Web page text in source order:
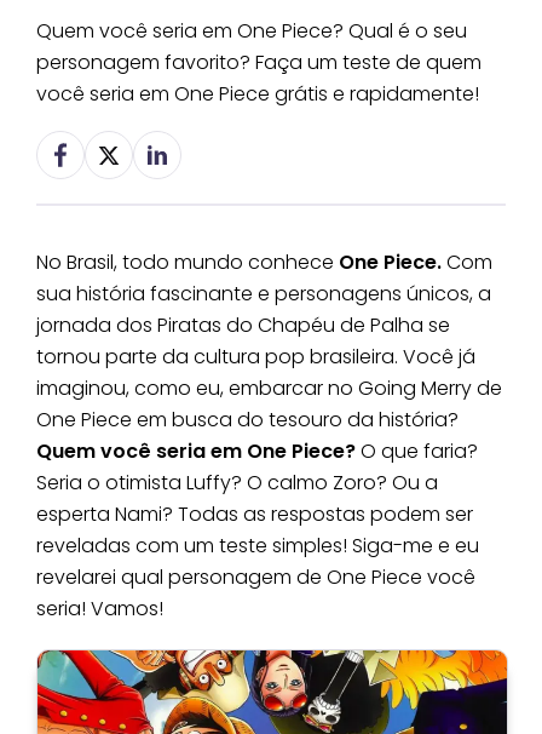
Quem você seria em One Piece? Qual é o seu
personagem favorito? Faça um teste de quem
você seria em One Piece grátis e rapidamente!
No Brasil, todo mundo conhece One Piece.Com
sua história fascinante e personagens únicos, a
jornada dos Piratas do Chapéu de Palha se
tornou parte da cultura pop brasileira. Você já
imaginou, como eu, embarcar no Going Merry de
One Piece em busca do tesouro da história?
Quem você seria em One Piece?O que faria?
Seria o otimista Luffy? O calmo Zoro? Ou a
esperta Nami? Todas as respostas podem ser
reveladas com um teste simples! Siga-me e eu
revelarei qual personagem de One Piece você
seria! Vamos!